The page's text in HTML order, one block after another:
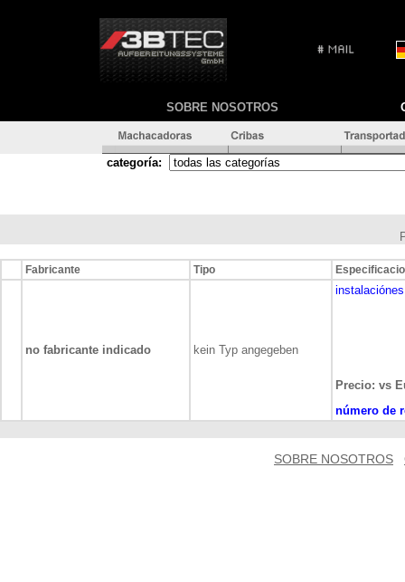
SOBRE NOSOTROS
categoría:
Fabricante Tipo
no fabricante indicado kein Typ angegeben
Precio: vs
número de
SOBRE NOSOTROS